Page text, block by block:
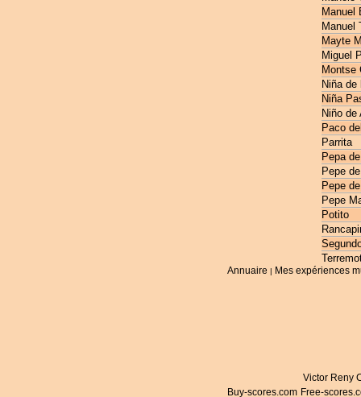
Manuel
Manuel
Mayte
Miguel
Montse
Niña
Niña
Niño de
Paco
Parrita
Pepa
Pepe
Pepe
Pepe
Potito
Annuaire | Mes expériences
Victor Reny
Buy-scores.com Free-